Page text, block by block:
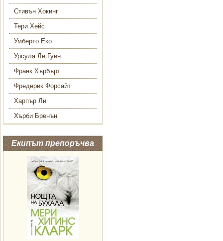
Стивън Хокинг
Тери Хейс
Умберто Еко
Урсула Ле Гуин
Франк Хърбърт
Фредерик Форсайт
Харпър Ли
Хърби Бренън
Екипът препоръчва